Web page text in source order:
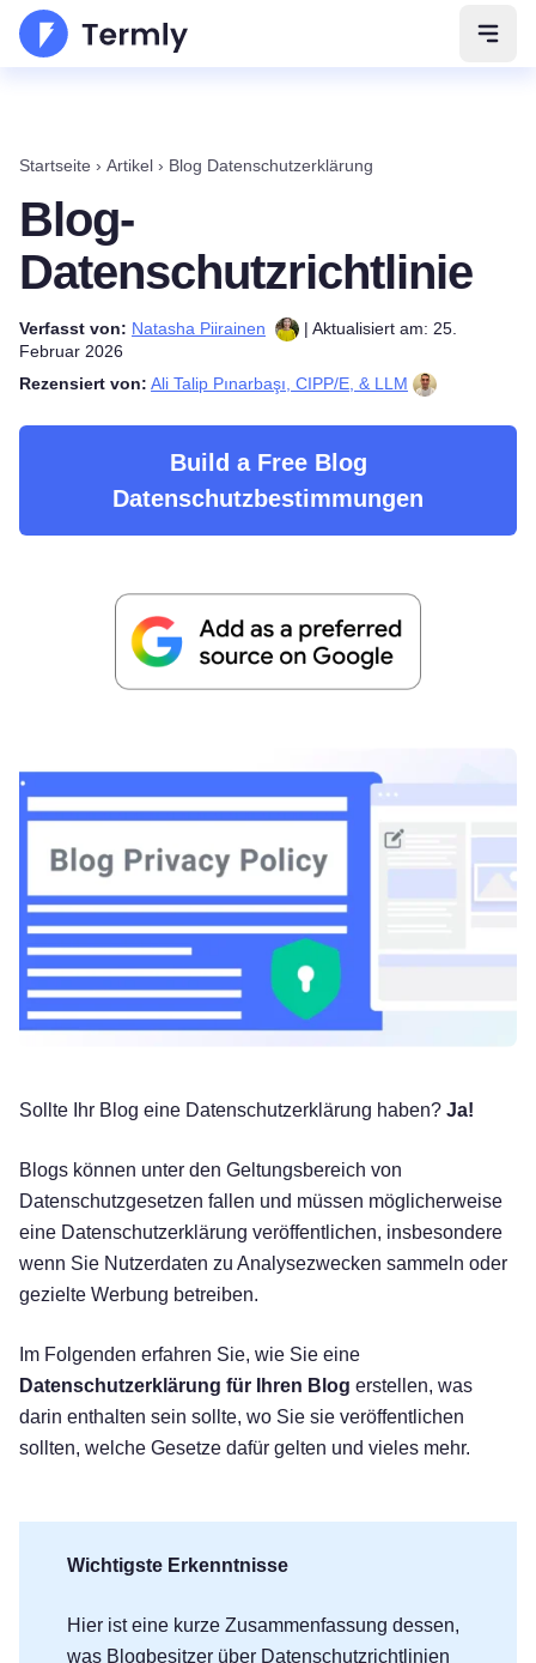
Startseite › Artikel › Blog Datenschutzerklärung
Blog-
Datenschutzrichtlinie
Verfasst von: Natasha Piirainen
| Aktualisiert am: 25.
Februar 2026
Rezensiert von: Ali Talip Pınarbaşı, CIPP/E, & LLM
Build a Free Blog
Datenschutzbestimmungen
Sollte Ihr Blog eine Datenschutzerklärung haben? Ja!
Blogs können unter den Geltungsbereich von
Datenschutzgesetzen fallen und müssen möglicherweise
eine Datenschutzerklärung veröffentlichen, insbesondere
wenn Sie Nutzerdaten zu Analysezwecken sammeln oder
gezielte Werbung betreiben.
Im Folgenden erfahren Sie, wie Sie eine
Datenschutzerklärung für Ihren Blog erstellen, was
darin enthalten sein sollte, wo Sie sie veröffentlichen
sollten, welche Gesetze dafür gelten und vieles mehr.
Wichtigste Erkenntnisse
Hier ist eine kurze Zusammenfassung dessen,
was Blogbesitzer über Datenschutzrichtlinien